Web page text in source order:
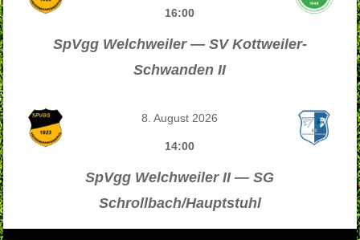
16:00
SpVgg Welchweiler — SV Kottweiler-
Schwanden II
8. August 2026
14:00
SpVgg Welchweiler II — SG
Schrollbach/Hauptstuhl